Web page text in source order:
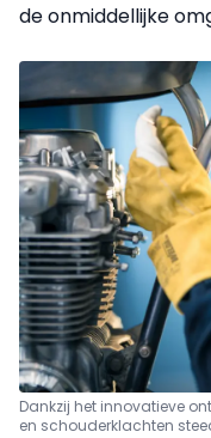
de onmiddellijke
Dankzij het innovatieve
en schouderklachten